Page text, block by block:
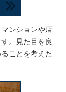
ンションや店
。見た目を良
ことを考えた